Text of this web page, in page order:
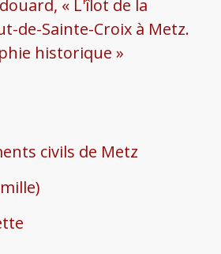
« L'îlot de la
de-Sainte-Croix à Metz.
historique »
civils de Metz